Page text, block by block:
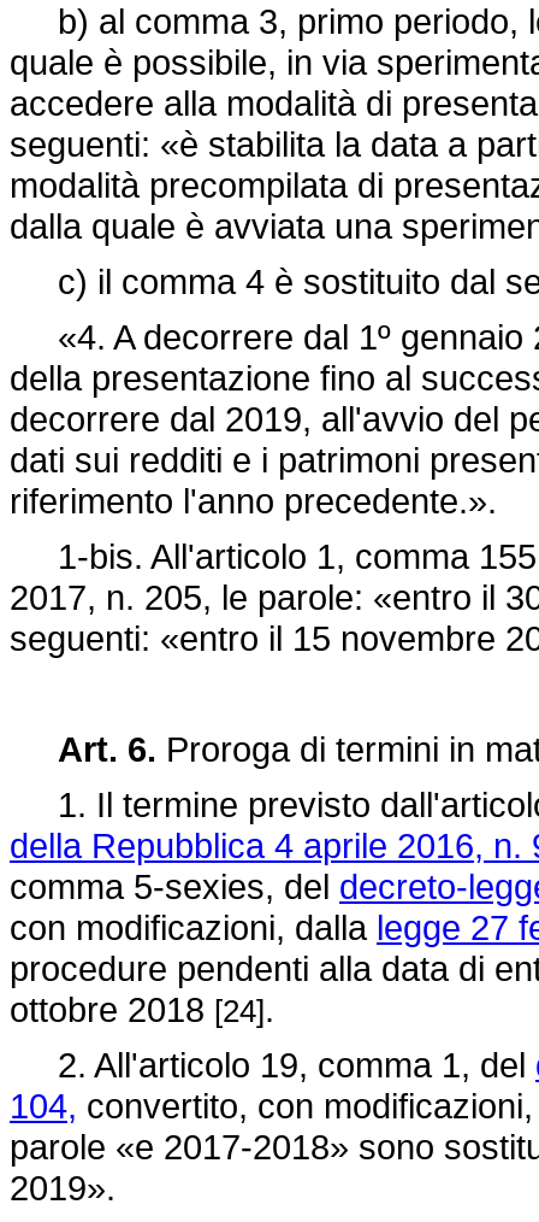
b) al comma 3, primo periodo,
quale è possibile, in via
accedere alla modalità di
seguenti: «è stabilita la data a
modalità precompilata di
dalla quale è avviata una
c) il comma 4 è sostituito dal
«4. A decorrere dal 1º gennaio
della presentazione fino al
decorrere dal 2019, all'avvio del
dati sui redditi e i patrimoni
riferimento l'anno precedente.».
1-bis. All'articolo 1, comma
2017, n. 205, le parole: «entro il
seguenti: «entro il 15 novembre
Art. 6. Proroga di termini in
1. Il termine previsto
della Repubblica 4 aprile 2016, n.
comma 5-sexies, del decreto-
con modificazioni, dalla legge 27
procedure pendenti alla data di
ottobre 2018 [24].
2. All'articolo 19, comma 1, del
104, convertito, con
parole «e 2017-2018» sono
2019».